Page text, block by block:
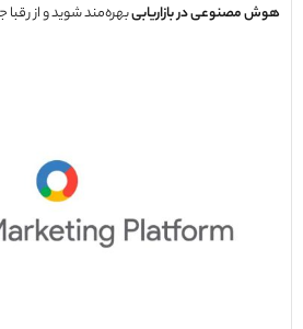
در بازاریابیبهره‌مند شوید و از رقبا جلو بزنید.